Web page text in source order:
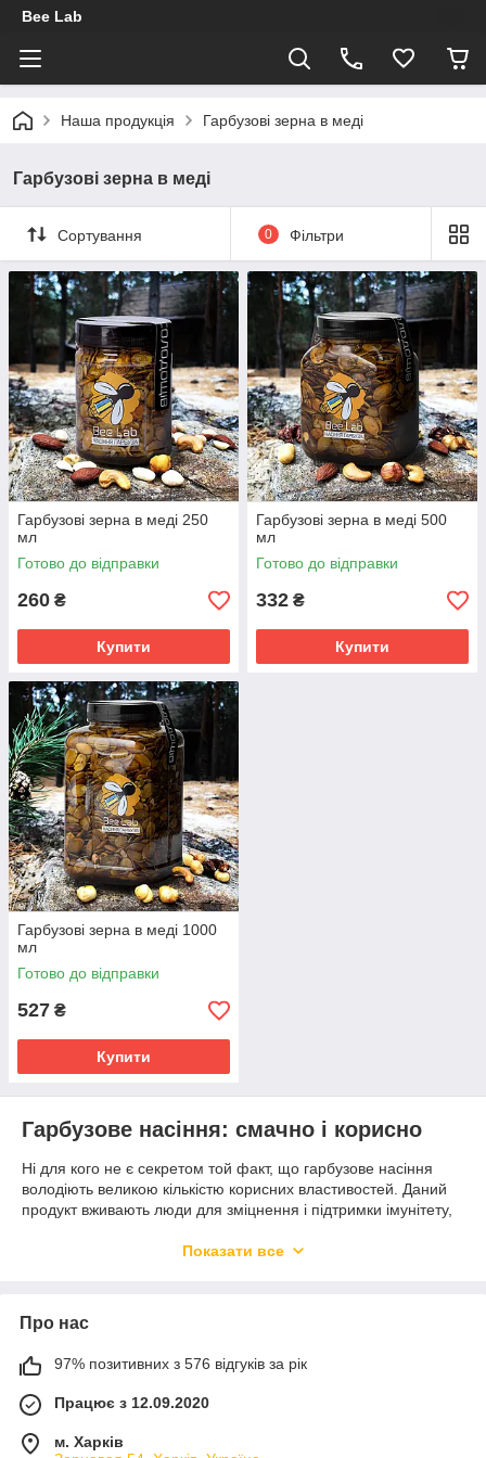
Bee Lab
Наша продукція Гарбузові зерна в меді
Гарбузові зерна в меді
Сортування 0 Фільтри
Гарбузові зерна в меді 250
мл
Готово до відправки
260 ₴
Купити
Гарбузові зерна в меді 500
мл
Готово до відправки
332 ₴
Купити
Гарбузові зерна в меді 1000
мл
Готово до відправки
527 ₴
Купити
Гарбузове насіння: смачно і корисно
Ні для кого не є секретом той факт, що гарбузове насіння
володіють великою кількістю корисних властивостей. Даний
продукт вживають люди для зміцнення і підтримки імунітету,
рекомендуємо вам звернути свою увагу на насіння гарбуза з
Купити насіння гарбуза з медом ви можете в нашому
на будь-який смак. Всі вони мають порівняно не високу
потрібно. Крім того, ви зможете обрати в нашому інтернет
бути краще, ніж подарувати близькій людині корисний
Показати все
Про нас
97% позитивних з 576 відгуків за рік
Працює з 12.09.2020
м. Харків